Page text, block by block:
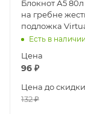
Блокнот А5 80л
на гребне
подложка
80Б5В1гр
Есть в наличии
Цена
96 ₽
Цена до скидки
132₽